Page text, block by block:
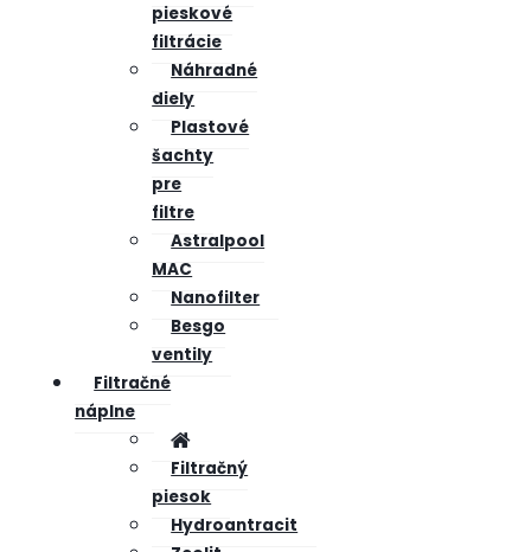
pieskové
filtrácie
Náhradné
diely
Plastové
šachty
pre
filtre
Astralpool
MAC
Nanofilter
Besgo
ventily
Filtračné
náplne
Filtračný
piesok
Hydroantracit